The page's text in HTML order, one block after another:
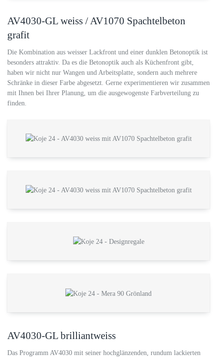
AV4030-GL weiss / AV1070 Spachtelbeton
grafit
Die Kombination aus weisser Lackfront und einer dunklen Betonoptik ist
besonders attraktiv. Da es die Betonoptik auch als Küchenfront gibt,
haben wir nicht nur Wangen und Arbeitsplatte, sondern auch mehrere
Schränke in dieser Farbe abgesetzt. Gerne experimentieren wir zusammen
mit Ihnen bei Ihrer Planung, um die ausgewogenste Farbverteilung zu
finden.
AV4030-GL brilliantweiss
Das Programm AV4030 mit seiner hochglänzenden, rundum lackierten